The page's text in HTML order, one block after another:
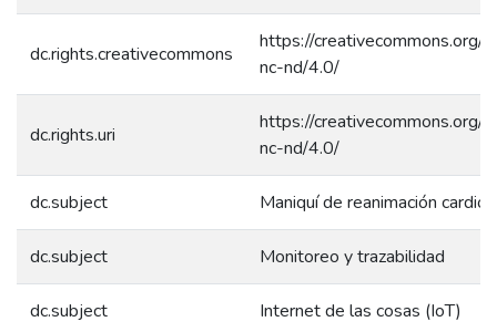
dc.rights.creativecommons
https://creativecommons.org/
nc-nd/4.0/
dc.rights.uri
https://creativecommons.org/
nc-nd/4.0/
dc.subject Maniquí de reanimación
dc.subject Monitoreo y trazabilidad
dc.subject Internet de las cosas (IoT)